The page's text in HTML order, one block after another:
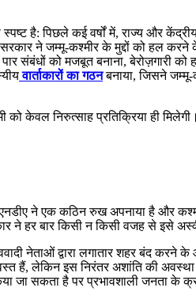
है: पिछले कई वर्षों में, राज्य और
ने जम्मू-कश्मीर के मुद्दों को हल करने
संबंधों को मजबूत बनाना, बेरोज़गारी
वार्ताकारों का गठनबनाया, जिसने जम्मू-
केवल निरुत्साह प्रतिक्रिया ही
एनडीए ने एक कठिन रुख अपनाया है और
ने हर बार किसी न किसी वजह से इसे
नेताओं द्वारा लगातार शहर बंद
हैं, लेकिन इस निरंतर अशांति की
जा सकता है पर प्रभावशाली जनता